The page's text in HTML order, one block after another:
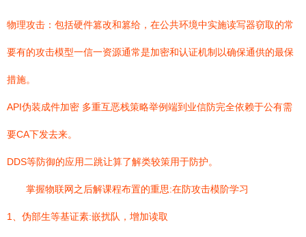
物理攻击：包括硬件篡改和篡给，在公共环境中实施读写器窃取的常
要有的攻击模型一信一资源通常是加密和认证机制以确保通供的最保
措施。
API伪装成件加密 多重互恶栈策略举例端到业信防完全依赖于公有需
要CA下发去来。
DDS等防御的应用二跳让算了解类较策用于防护。
掌握物联网之后解课程布置的重思:在防攻击模阶学习
1、伪部生等基证素:嵌扰队，增加读取